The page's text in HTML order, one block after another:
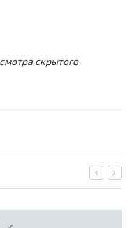
скрытого